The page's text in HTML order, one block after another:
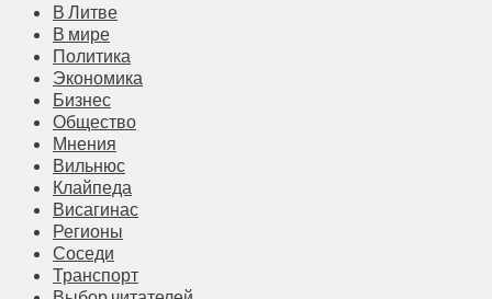
В Литве
В мире
Политика
Экономика
Бизнес
Общество
Мнения
Вильнюс
Клайпеда
Висагинас
Регионы
Соседи
Транспорт